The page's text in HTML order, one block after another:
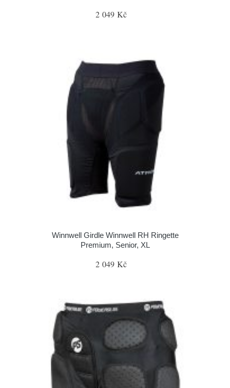
2 049 Kč
Winnwell Girdle Winnwell RH Ringette
Premium, Senior, XL
2 049 Kč